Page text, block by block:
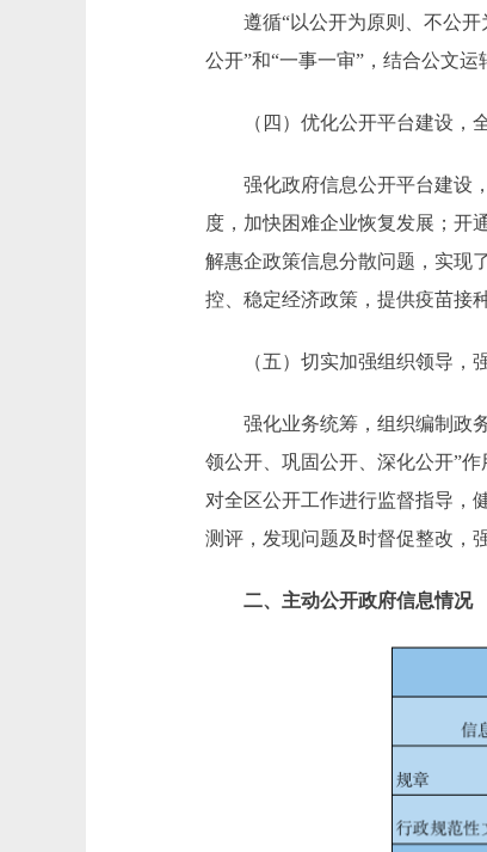
遵循“以公开为原则、不公开
公开”和“一事一审”，结合公文
（四）优化公开平台建设，
强化政府信息公开平台建设，
度，加快困难企业恢复发展；开
解惠企政策信息分散问题，实现
控、稳定经济政策，提供疫苗接
（五）切实加强组织领导，
强化业务统筹，组织编制政务
领公开、巩固公开、深化公开”
对全区公开工作进行监督指导，
测评，发现问题及时督促整改，
二、主动公开政府信息情况